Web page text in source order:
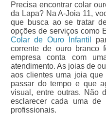
Precisa encontrar colar
da Lapa? Na A-Joia 11,
que busca ao se tratar
opções de serviços como
Colar de Ouro Infantil
corrente de ouro branco
empresa conta com
atendimento. As joias de
aos clientes uma joia
passar do tempo e que
visual, entre outras. Não
esclarecer cada uma de
profissionais.